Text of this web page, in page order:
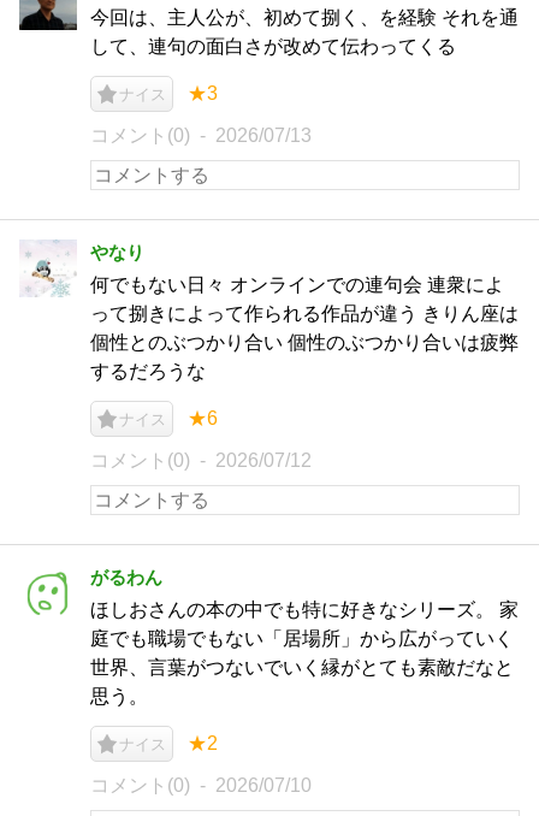
今回は、主人公が、初めて捌く、を経験 それを通
して、連句の面白さが改めて伝わってくる
ナイス ★3
コメント(0) 2026/07/13
やなり
何でもない日々 オンラインでの連句会 連衆によ
って捌きによって作られる作品が違う きりん座は
個性とのぶつかり合い 個性のぶつかり合いは疲弊
するだろうな
ナイス ★6
コメント(0) 2026/07/12
がるわん
ほしおさんの本の中でも特に好きなシリーズ。 家
庭でも職場でもない「居場所」から広がっていく
世界、言葉がつないでいく縁がとても素敵だなと
思う。
ナイス ★2
コメント(0) 2026/07/10